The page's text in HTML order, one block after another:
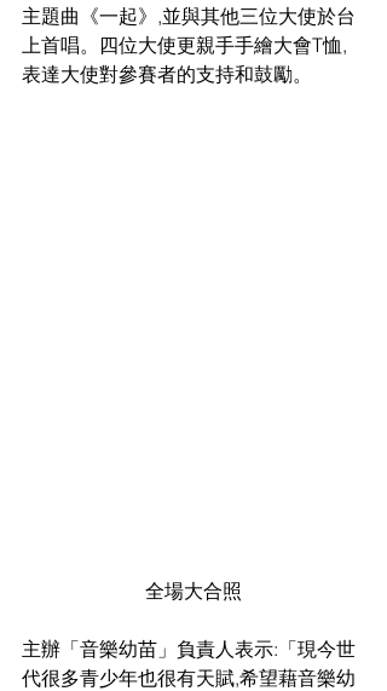
主題曲《一起》,並與其他三位大使於台
上首唱。四位大使更親手手繪大會T恤,
表達大使對參賽者的支持和鼓勵。
全場大合照
主辦「音樂幼苗」負責人表示:「現今世
代很多青少年也很有天賦,希望藉音樂幼